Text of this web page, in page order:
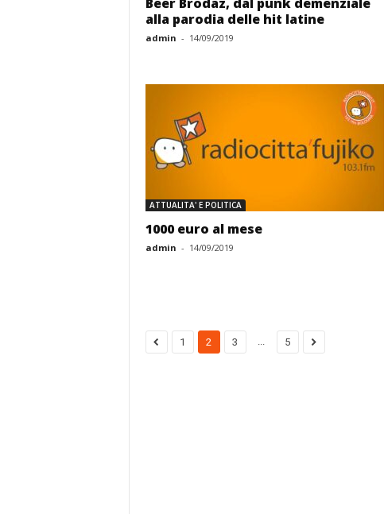
alla parodia delle hit latine
admin - 14/09/2019
ATTUALITA' E POLITICA
1000 euro al mese
admin - 14/09/2019
1 2 3 ... 5